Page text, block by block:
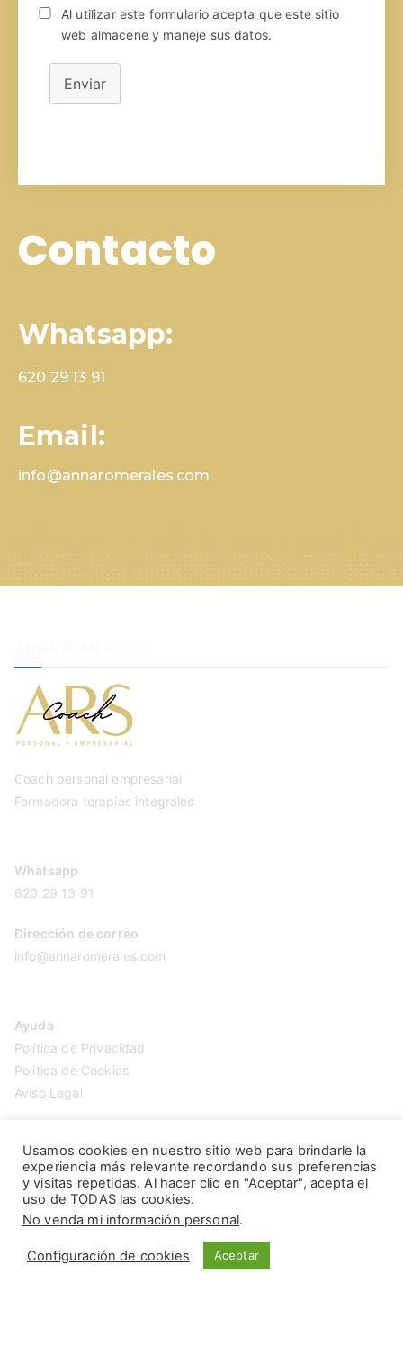
Al utilizar este formulario acepta que este sitio
web almacene y maneje sus datos.
Enviar
Contacto
Whatsapp:
620 29 13 91
Email:
info@annaromerales.com
Coach personal empresarial
Formadora terapias integrales
Whatsapp
620 29 13 91
Dirección de correo
info@annaromerales.com
Ayuda
Política de Privacidad
Política de Cookies
Aviso Legal
Usamos cookies en nuestro sitio web para brindarle la
experiencia más relevante recordando sus preferencias
y visitas repetidas. Al hacer clic en "Aceptar", acepta el
uso de TODAS las cookies.
No venda mi información personal.
Configuración de cookies Aceptar